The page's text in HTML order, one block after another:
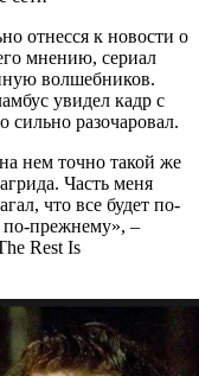
отнесся к новости о
мнению, сериал
волшебников.
увидел кадр с
разочаровал.
нем точно такой же
Часть меня
что все будет по-
по-прежнему», –
Rest Is